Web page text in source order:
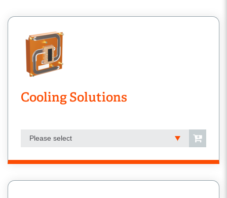
Cooling Solutions
Please select